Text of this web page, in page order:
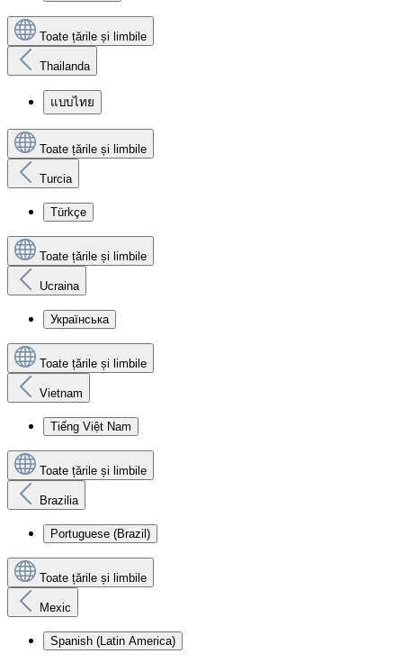
Toate țările și limbile
Thailanda
แบบไทย
Toate țările și limbile
Turcia
Türkçe
Toate țările și limbile
Ucraina
Українська
Toate țările și limbile
Vietnam
Tiếng Việt Nam
Toate țările și limbile
Brazilia
Portuguese (Brazil)
Toate țările și limbile
Mexic
Spanish (Latin America)